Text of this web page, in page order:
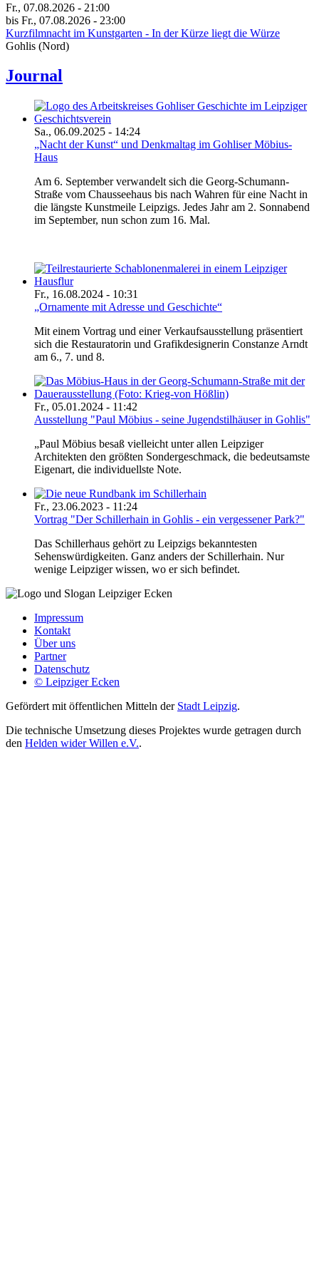
Fr., 07.08.2026 - 21:00
bis Fr., 07.08.2026 - 23:00
Kurzfilmnacht im Kunstgarten - In der Kürze liegt die Würze
Gohlis (Nord)
Journal
Sa., 06.09.2025 - 14:24
„Nacht der Kunst“ und Denkmaltag im Gohliser Möbius-
Haus
Am 6. September verwandelt sich die Georg-Schumann-
Straße vom Chausseehaus bis nach Wahren für eine Nacht in
die längste Kunstmeile Leipzigs. Jedes Jahr am 2. Sonnabend
im September, nun schon zum 16. Mal.
Fr., 16.08.2024 - 10:31
„Ornamente mit Adresse und Geschichte“
Mit einem Vortrag und einer Verkaufsausstellung präsentiert
sich die Restauratorin und Grafikdesignerin Constanze Arndt
am 6., 7. und 8.
Fr., 05.01.2024 - 11:42
Ausstellung "Paul Möbius - seine Jugendstilhäuser in Gohlis"
„Paul Möbius besaß vielleicht unter allen Leipziger
Architekten den größten Sondergeschmack, die bedeutsamste
Eigenart, die individuellste Note.
Fr., 23.06.2023 - 11:24
Vortrag "Der Schillerhain in Gohlis - ein vergessener Park?"
Das Schillerhaus gehört zu Leipzigs bekanntesten
Sehenswürdigkeiten. Ganz anders der Schillerhain. Nur
wenige Leipziger wissen, wo er sich befindet.
Impressum
Kontakt
Über uns
Partner
Datenschutz
© Leipziger Ecken
Gefördert mit öffentlichen Mitteln der Stadt Leipzig.
Die technische Umsetzung dieses Projektes wurde getragen durch
den Helden wider Willen e.V..